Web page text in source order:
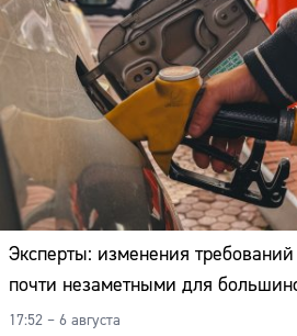
Эксперты: изменения требований
почти незаметными для
17:52 – 6 августа